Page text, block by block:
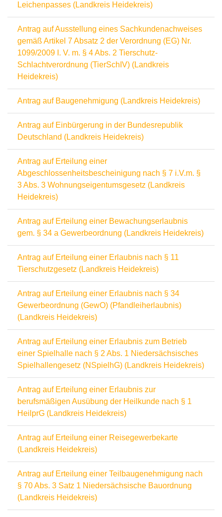
Leichenpasses (Landkreis Heidekreis)
Antrag auf Ausstellung eines Sachkundenachweises
gemäß Artikel 7 Absatz 2 der Verordnung (EG) Nr.
1099/2009 I. V. m. § 4 Abs. 2 Tierschutz-
Schlachtverordnung (TierSchIV) (Landkreis
Heidekreis)
Antrag auf Baugenehmigung (Landkreis Heidekreis)
Antrag auf Einbürgerung in der Bundesrepublik
Deutschland (Landkreis Heidekreis)
Antrag auf Erteilung einer
Abgeschlossenheitsbescheinigung nach § 7 i.V.m. §
3 Abs. 3 Wohnungseigentumsgesetz (Landkreis
Heidekreis)
Antrag auf Erteilung einer Bewachungserlaubnis
gem. § 34 a Gewerbeordnung (Landkreis Heidekreis)
Antrag auf Erteilung einer Erlaubnis nach § 11
Tierschutzgesetz (Landkreis Heidekreis)
Antrag auf Erteilung einer Erlaubnis nach § 34
Gewerbeordnung (GewO) (Pfandleiherlaubnis)
(Landkreis Heidekreis)
Antrag auf Erteilung einer Erlaubnis zum Betrieb
einer Spielhalle nach § 2 Abs. 1 Niedersächsisches
Spielhallengesetz (NSpielhG) (Landkreis Heidekreis)
Antrag auf Erteilung einer Erlaubnis zur
berufsmäßigen Ausübung der Heilkunde nach § 1
HeilprG (Landkreis Heidekreis)
Antrag auf Erteilung einer Reisegewerbekarte
(Landkreis Heidekreis)
Antrag auf Erteilung einer Teilbaugenehmigung nach
§ 70 Abs. 3 Satz 1 Niedersächsische Bauordnung
(Landkreis Heidekreis)